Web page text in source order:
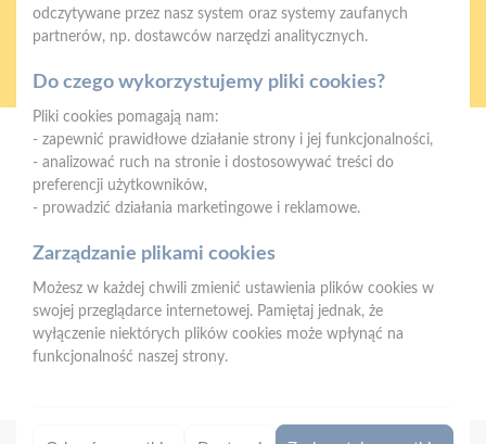
Oferujemy zakupy
Zakupy
Mrówka Międzychód
ul. św. Jana Pawła II 34, 64-400 Międzychód
E-mail:faktury.miedzychod@psbmrowka.com.pl
NIP:9372633226
REGON: 241729697
odczytywane przez nasz system oraz systemy zaufanych
partnerów, np. dostawców narzędzi analitycznych.
Do czego wykorzystujemy pliki cookies?
Pliki cookies pomagają nam:
- zapewnić prawidłowe działanie strony i jej funkcjonalności,
- analizować ruch na stronie i dostosowywać treści do
preferencji użytkowników,
- prowadzić działania marketingowe i reklamowe.
Zarządzanie plikami cookies
Możesz w każdej chwili zmienić ustawienia plików cookies w
swojej przeglądarce internetowej. Pamiętaj jednak, że
wyłączenie niektórych plików cookies może wpłynąć na
funkcjonalność naszej strony.